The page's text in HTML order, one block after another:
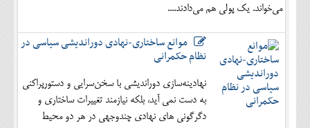
می‌خواند. یک پولی هم می‌دادند....
موانع ساختاری-نهادی دوراندیشی سیاسی در
نظام حکمرانی
نهادینه‌سازی دوراندیشی با سخن‌سرایی و دستورپراکنی
به دست نمی آید، بلکه نیازمند تغییرات ساختاری و
دگرگونی های نهادی چندوجهی در هر دو محیط